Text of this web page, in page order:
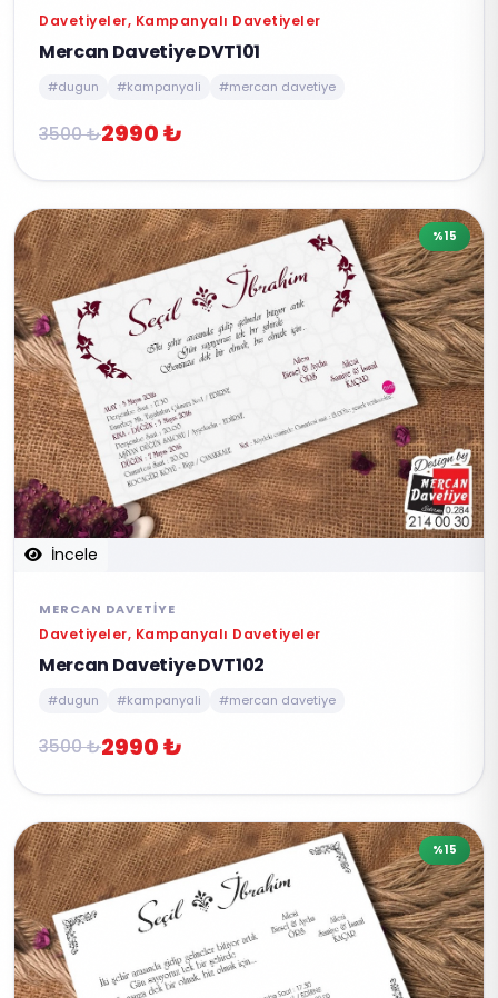
Davetiyeler, Kampanyalı Davetiyeler
Mercan Davetiye DVT101
#dugun #kampanyali #mercan davetiye
3500 ₺2990 ₺
İncele
%15
MERCAN DAVETIYE
Davetiyeler, Kampanyalı Davetiyeler
Mercan Davetiye DVT102
#dugun #kampanyali #mercan davetiye
3500 ₺2990 ₺
%15